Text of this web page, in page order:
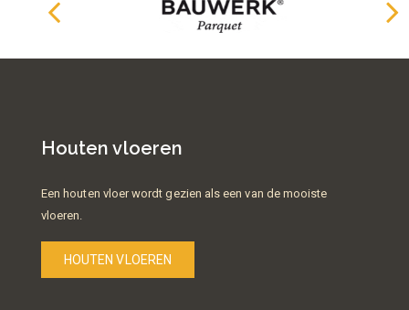
Houten vloeren
Een houten vloer wordt gezien als een van de mooiste
vloeren.
HOUTEN VLOEREN